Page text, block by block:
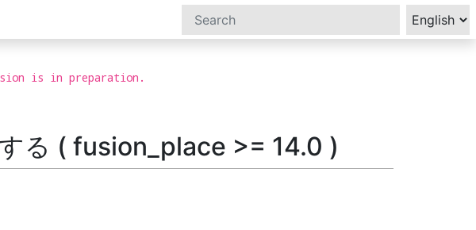
is in preparation.
る ( fusion_place >= 14.0 )